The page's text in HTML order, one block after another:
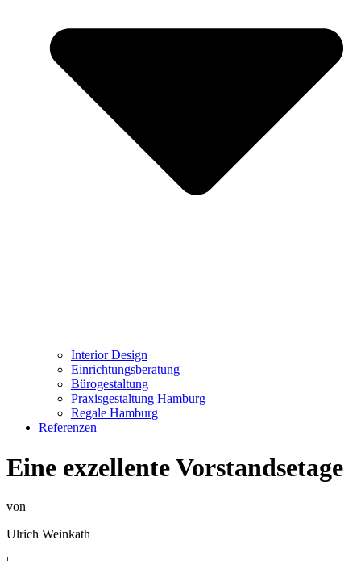
Interior Design
Einrichtungsberatung
Bürogestaltung
Praxisgestaltung Hamburg
Regale Hamburg
Referenzen
Eine exzellente Vorstandsetage
von
Ulrich Weinkath